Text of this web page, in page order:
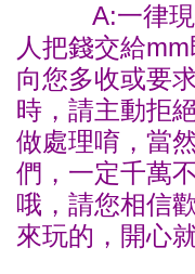
A:一律現金
人把錢交給
向您多收或要
時，請主動拒
做處理唷，當
們，一定千萬
哦，請您相信
來玩的，開心